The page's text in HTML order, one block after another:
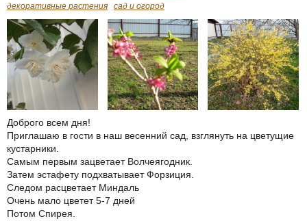
декоративные растения сад и огород
Доброго всем дня!
Приглашаю в гости в наш весенний сад, взглянуть на цветущие
кустарники.
Самым первым зацветает Волчеягодник.
Затем эстафету подхватывает Форзиция.
Следом расцветает Миндаль
Очень мало цветет 5-7 дней
Потом Спирея.